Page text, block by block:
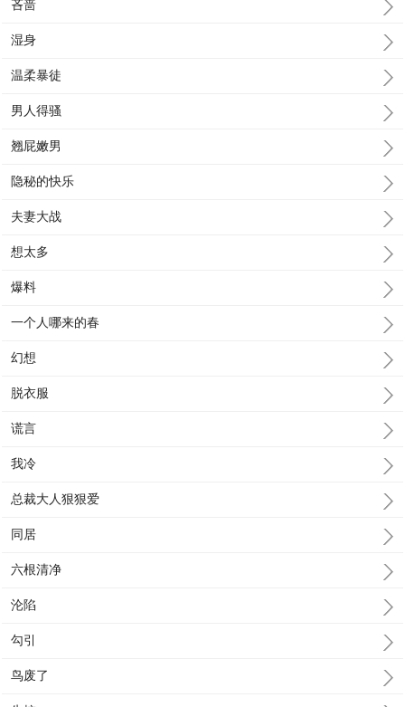
吝啬
湿身
温柔暴徒
男人得骚
翘屁嫩男
隐秘的快乐
夫妻大战
想太多
爆料
一个人哪来的春
幻想
脱衣服
谎言
我冷
总裁大人狠狠爱
同居
六根清净
沦陷
勾引
鸟废了